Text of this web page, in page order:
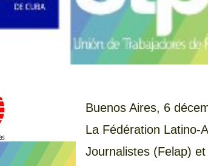
Buenos Aires, 6
La Fédération Latino-
Journalistes (Felap) et